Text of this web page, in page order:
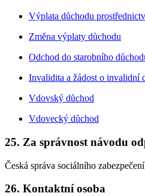
Výplata důchodu
Změna výplaty důchodu
Odchod do starobního
Invalidita a žádost o invalidní
Vdovský důchod
Vdovecký důchod
25. Za správnost návodu
Česká správa sociálního
26. Kontaktní osoba